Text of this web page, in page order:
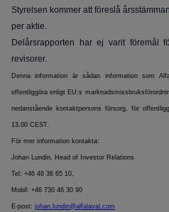
Styrelsen kommer att föreslå
per aktie.
Delårsrapporten har ej varit föremål
revisorer.
Denna information är sådan information som
offentliggöra enligt EU:s
nedanstående kontaktpersons försorg, för
13.00 CEST.
För mer information kontakta:
Johan Lundin, Head of Investor Relations
Tel: +46 46 36 65 10,
Mobil: +46 730 46 30 90
E-post: johan.lundin@alfalaval.com